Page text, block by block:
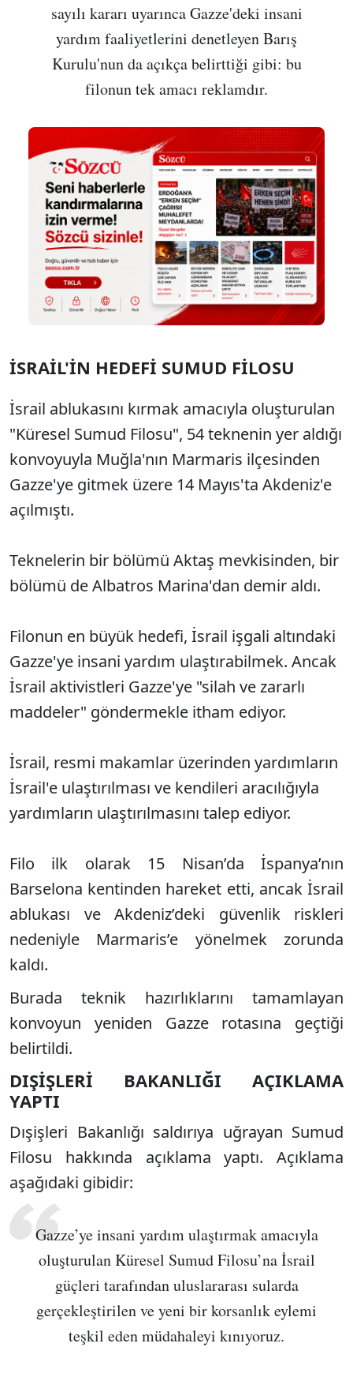
sayılı kararı uyarınca Gazze'deki insani
yardım faaliyetlerini denetleyen Barış
Kurulu'nun da açıkça belirttiği gibi: bu
filonun tek amacı reklamdır.
İSRAİL'İN HEDEFİ SUMUD FİLOSU
İsrail ablukasını kırmak amacıyla oluşturulan
"Küresel Sumud Filosu", 54 teknenin yer aldığı
konvoyuyla Muğla'nın Marmaris ilçesinden
Gazze'ye gitmek üzere 14 Mayıs'ta Akdeniz'e
açılmıştı.
Teknelerin bir bölümü Aktaş mevkisinden, bir
bölümü de Albatros Marina'dan demir aldı.
Filonun en büyük hedefi, İsrail işgali altındaki
Gazze'ye insani yardım ulaştırabilmek. Ancak
İsrail aktivistleri Gazze'ye "silah ve zararlı
maddeler" göndermekle itham ediyor.
İsrail, resmi makamlar üzerinden yardımların
İsrail'e ulaştırılması ve kendileri aracılığıyla
yardımların ulaştırılmasını talep ediyor.
Filo ilk olarak 15 Nisan’da İspanya’nın
Barselona kentinden hareket etti, ancak İsrail
ablukası ve Akdeniz’deki güvenlik riskleri
nedeniyle Marmaris’e yönelmek zorunda
kaldı.
Burada teknik hazırlıklarını tamamlayan
konvoyun yeniden Gazze rotasına geçtiği
belirtildi.
DIŞİŞLERİ BAKANLIĞI AÇIKLAMA
YAPTI
Dışişleri Bakanlığı saldırıya uğrayan Sumud
Filosu hakkında açıklama yaptı. Açıklama
aşağıdaki gibidir:
Gazze’ye insani yardım ulaştırmak amacıyla
oluşturulan Küresel Sumud Filosu’na İsrail
güçleri tarafından uluslararası sularda
gerçekleştirilen ve yeni bir korsanlık eylemi
teşkil eden müdahaleyi kınıyoruz.